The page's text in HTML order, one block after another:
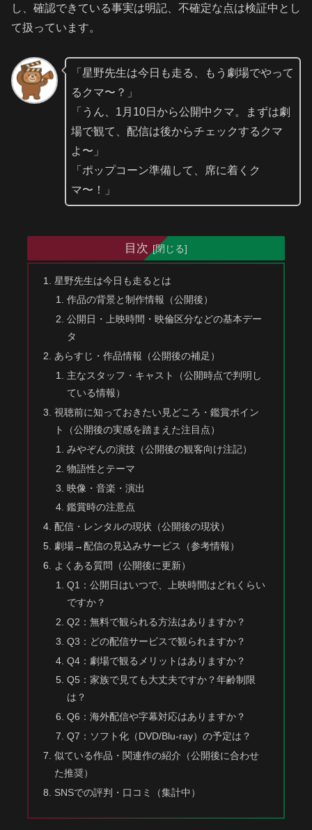
し、確認できている事実は明記、不確定な点は検証中とし
て扱っています。
「星野先生は今日も走る、もう劇場でやって
るクマ〜？」
「うん、1月10日から公開中クマ。まずは劇
場で観て、配信は後からチェックするクマ
よ〜」
「ポップコーン準備して、席に着くク
マ〜！」
目次
星野先生は今日も走るとは
作品の背景と制作情報（公開後）
公開日・上映時間・映倫区分などの基本デー
タ
あらすじ・作品情報（公開後の補足）
主なスタッフ・キャスト（公開時点で判明し
ている情報）
視聴前に知っておきたい見どころ・鑑賞ポイン
ト（公開後の実感を踏まえた注目点）
みやぞんの演技（公開後の観客向け注記）
物語性とテーマ
映像・音楽・演出
鑑賞時の注意点
配信・レンタルの現状（公開後の現状）
劇場→配信の見込みサービス（参考情報）
よくある質問（公開後に更新）
Q1：公開日はいつで、上映時間はどれくらい
ですか？
Q2：無料で観られる方法はありますか？
Q3：どの配信サービスで観られますか？
Q4：劇場で観るメリットはありますか？
Q5：家族で見ても大丈夫ですか？年齢制限
は？
Q6：海外配信や字幕対応はありますか？
Q7：ソフト化（DVD/Blu-ray）の予定は？
似ている作品・関連作の紹介（公開後に合わせ
た推奨）
SNSでの評判・口コミ（集計中）